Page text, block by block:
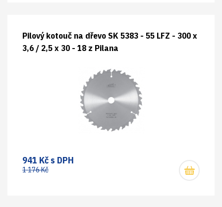
Pilový kotouč na dřevo SK 5383 - 55 LFZ - 300 x
3,6 / 2,5 x 30 - 18 z Pilana
941 Kč s DPH
1 176 Kč